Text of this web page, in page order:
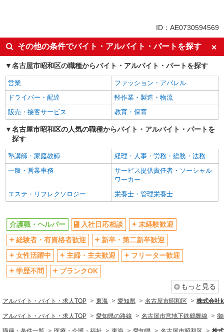
ボーナス・賞与あり
車通勤OK
交通費支給
社会保険あり
産休・育休取得実績あり
ID：AE0730594569
その他の条件でバイト・アルバイト・パートを探す
名古屋市昭和区の職種からバイト・アルバイト・パートを探す
営業
ファッション・アパレル
ドライバー・配達
軽作業・製造・物流
販売・接客サービス
教育・保育
名古屋市昭和区の人気の職種からバイト・アルバイト・パートを
探す
塾講師・家庭教師
経理・人事・労務・総務・法務
一般・営業事務
サービス提供責任者・ソーシャル
ワーカー
エステ・リフレクソロジー
栄養士・管理栄養士
介護職・ヘルパー 入社日応相談
未経験歓迎
経験者・有資格者歓迎
新卒・第二新卒歓迎
女性活躍中
主婦・主夫歓迎
フリーター歓迎
学歴不問
ブランクOK
もっと見る
アルバイト・バイト・求人TOP 東海 愛知県 名古屋市昭和区 株式会社
アルバイト・バイト・求人TOP 愛知県の路線 名古屋市営地下鉄鶴舞線